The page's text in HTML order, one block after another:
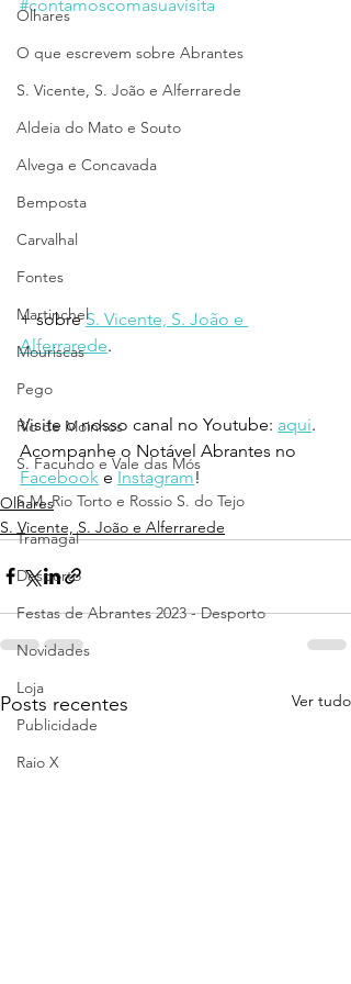
Olhares
O que escrevem sobre Abrantes
S. Vicente, S. João e Alferrarede
Aldeia do Mato e Souto
Alvega e Concavada
Bemposta
Carvalhal
Fontes
Martinchel
Mouriscas
Pego
Rio de Moinhos
S. Facundo e Vale das Mós
S.M. Rio Torto e Rossio S. do Tejo
Tramagal
Desporto
Festas de Abrantes 2023 - Desporto
Novidades
Loja
Publicidade
Raio X
#contamoscomasuavisita
+ sobre S. Vicente, S. João e
Alferrarede.
Visite o nosso canal no Youtube: aqui.
Acompanhe o Notável Abrantes no
Facebook e Instagram!
Olhares
S. Vicente, S. João e Alferrarede
Posts recentes Ver tudo